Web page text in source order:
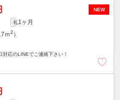
NEW
礼1ヶ月
ｍ2 ）
応のLINEでご連絡下さい！